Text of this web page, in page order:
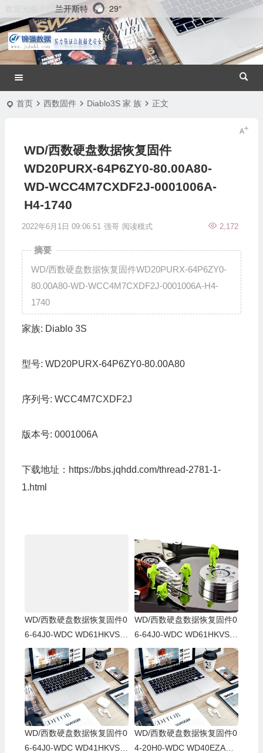
兰开斯特 29°
首页 西数固件 Diablo3S 家 族 正文
WD/西数硬盘数据恢复固件
WD20PURX-64P6ZY0-80.00A80-
WD-WCC4M7CXDF2J-0001006A-
H4-1740
2022年6月1日 09:06:51 强哥 2,172
阅读模式
摘要
WD/西数硬盘数据恢复固件WD20PURX-64P6ZY0-
80.00A80-WD-WCC4M7CXDF2J-0001006A-H4-
1740
家族: Diablo 3S
型号: WD20PURX-64P6ZY0-80.00A80
序列号: WCC4M7CXDF2J
版本号: 0001006A
下载地址： https://bbs.jqhdd.com/thread-2781-1-
1.html
WD/西数硬盘数据恢复固件0
6-64J0-WDC WD61HKVS-7
8AUSY0-80-00A80-WD-WX
52D71DH04K-00060064-27
00
WD/西数硬盘数据恢复固件0
6-64J0-WDC WD61HKVS-7
8AUSY0-80-00A80-WD-WX
22D2143CAS-00060064-27
00
WD/西数硬盘数据恢复固件0
6-64J0-WDC WD41HKVS-7
WD/西数硬盘数据恢复固件0
4-20H0-WDC WD40EZAZ-0